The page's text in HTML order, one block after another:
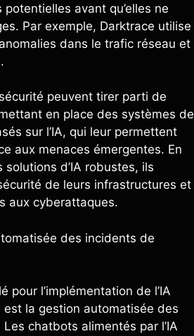
avant qu’elles ne
Par exemple, Darktrace utilise
dans le trafic réseau et
peuvent tirer parti de
en place des systèmes de
sur l’IA, qui leur permettent
aux menaces émergentes. En
d’IA robustes, ils
de leurs infrastructures et
aux cyberattaques.
des incidents de
pour l’implémentation de l’IA
la gestion automatisée des
chatbots alimentés par l’IA